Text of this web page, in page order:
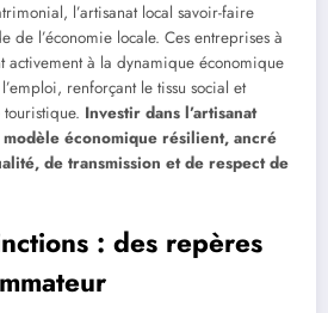
l’artisanat local savoir-faire
de l’économie locale. Ces entreprises à
à la dynamique économique
renforçant le tissu social et
Investir dans l’artisanat
modèle économique résilient, ancré
de transmission et de respect de
: des repères